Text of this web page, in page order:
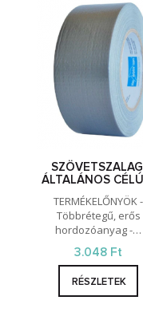
ÁLTALÁNOS
TERMÉKELŐNYÖK -
Többrétegű, erős
hordozóanyag -…
3.048 Ft
RÉSZLETEK